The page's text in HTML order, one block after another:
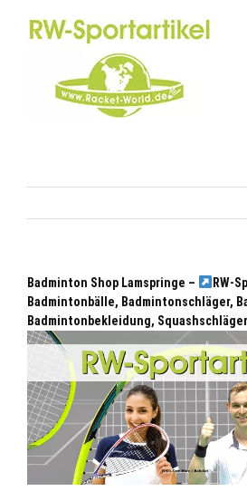
Badminton Shop Lamspringe –
RW-
Badmintonbälle, Badmintonschläger,
Badmintonbekleidung, Squashschläger